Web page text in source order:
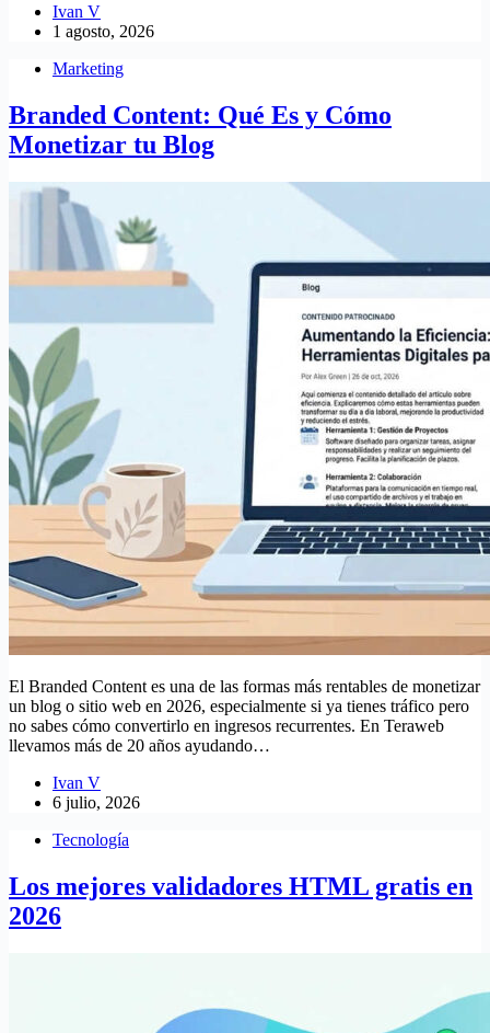
Ivan V
1 agosto, 2026
Marketing
Branded Content: Qué Es y Cómo
Monetizar tu Blog
El Branded Content es una de las formas más rentables de monetizar
un blog o sitio web en 2026, especialmente si ya tienes tráfico pero
no sabes cómo convertirlo en ingresos recurrentes. En Teraweb
llevamos más de 20 años ayudando…
Ivan V
6 julio, 2026
Tecnología
Los mejores validadores HTML gratis en
2026